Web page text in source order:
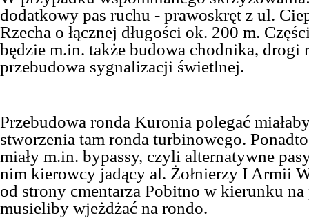
dodatkowy pas ruchu - prawoskręt z ul.
Rzecha o łącznej długości ok. 200 m.
będzie m.in. także budowa chodnika, drogi
przebudowa sygnalizacji świetlnej.
Przebudowa ronda Kuronia polegać
stworzenia tam ronda turbinowego.
miały m.in. bypassy, czyli alternatywne
nim kierowcy jadący al. Żołnierzy I Armii
od strony cmentarza Pobitno w kierunku na
musieliby wjeżdżać na rondo.